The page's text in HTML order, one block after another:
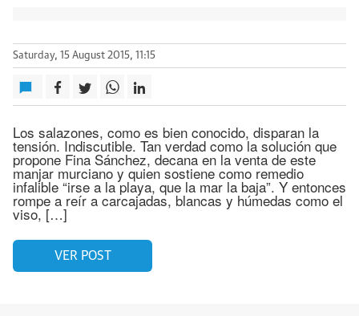
Saturday, 15 August 2015, 11:15
Los salazones, como es bien conocido, disparan la
tensión. Indiscutible. Tan verdad como la solución que
propone Fina Sánchez, decana en la venta de este
manjar murciano y quien sostiene como remedio
infalible “irse a la playa, que la mar la baja”. Y entonces
rompe a reír a carcajadas, blancas y húmedas como el
viso, […]
VER POST